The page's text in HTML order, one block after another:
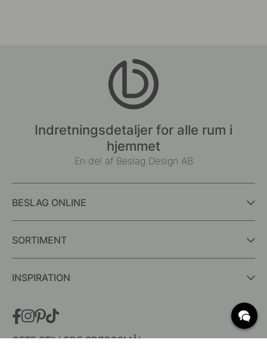
Indretningsdetaljer for alle rum i
hjemmet
En del af Beslag Design AB
BESLAG ONLINE
SORTIMENT
INSPIRATION
OFTE STILLEDE SPØRGSMÅL